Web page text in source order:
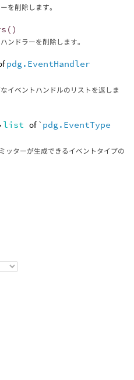
を削除します。
()
ンドラーを削除します。
pdg.EventHandler
イベントハンドルのリストを返しま
list of ` pdg.EventType
ッターが生成できるイベントタイプの